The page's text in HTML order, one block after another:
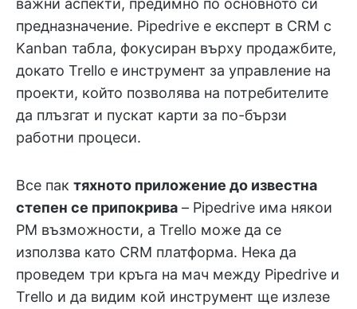
важни аспекти, предимно по основното си
предназначение. Pipedrive е експерт в CRM с
Kanban табла, фокусиран върху продажбите,
докато Trello е инструмент за управление на
проекти, който позволява на потребителите
да плъзгат и пускат карти за по-бързи
работни процеси.
Все пак тяхното приложение до известна
степен се припокрива – Pipedrive има някои
PM възможности, а Trello може да се
използва като CRM платформа. Нека да
проведем три кръга на мач между Pipedrive и
Trello и да видим кой инструмент ще излезе